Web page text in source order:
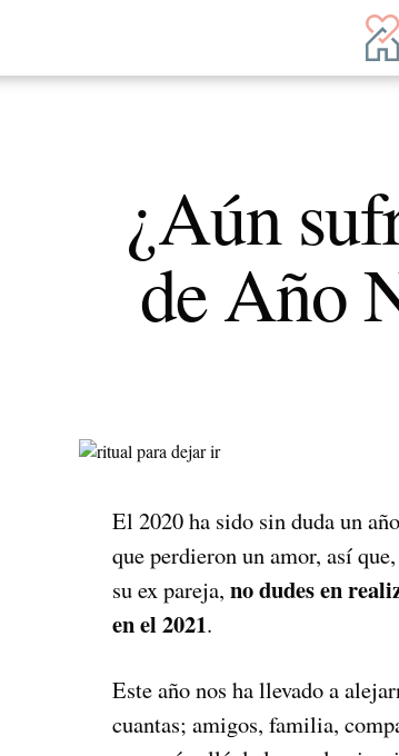
¿Aún
de Año
El 2020 ha sido sin duda un
que perdieron un amor, así
su ex pareja, no dudes en
en el 2021.
Este año nos ha llevado a
cuantas; amigos, familia,